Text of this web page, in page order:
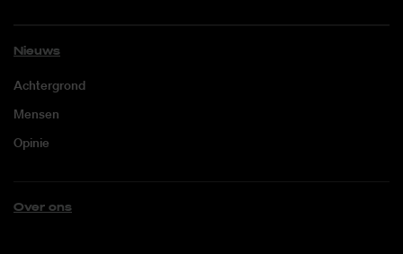
Nieuws
Achtergrond
Mensen
Opinie
Over ons